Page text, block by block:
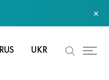
×
RUS UKR